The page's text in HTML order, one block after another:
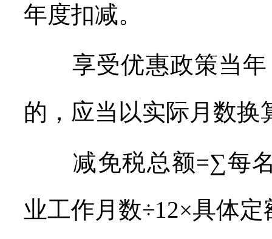
年度扣减。
享受优惠政策当年
的，应当以实际月数换
减免税总额=∑每名
业工作月数÷12×具体定